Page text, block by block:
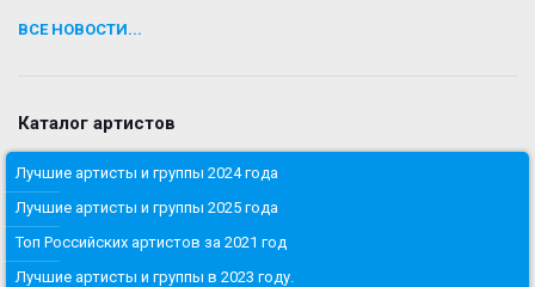
ВСЕ НОВОСТИ...
Каталог артистов
Лучшие артисты и группы 2024 года
Лучшие артисты и группы 2025 года
Топ Российских артистов за 2021 год
Лучшие артисты и группы в 2023 году.